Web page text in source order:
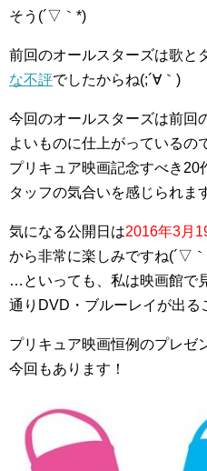
そう(´▽｀*)
前回のオールスターズは歌と
な不評でしたからね(;´∀｀)
今回のオールスターズは前回
よいものに仕上がっているの
プリキュア映画記念すべき20
タッフの気合いを感じられま
気になる公開日は2016年3月
から非常に楽しみですね(´▽
…といっても、私は映画館で
通りDVD・ブルーレイが出る
プリキュア映画恒例のプレゼ
今回もあります！